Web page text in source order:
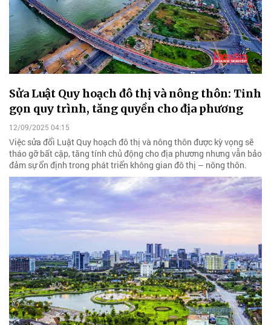
Sửa Luật Quy hoạch đô thị và nông thôn: Tinh
gọn quy trình, tăng quyền cho địa phương
12/09/2025 04:15
Việc sửa đổi Luật Quy hoạch đô thị và nông thôn được kỳ vọng sẽ
tháo gỡ bất cập, tăng tính chủ động cho địa phương nhưng vẫn bảo
đảm sự ổn định trong phát triển không gian đô thị – nông thôn.